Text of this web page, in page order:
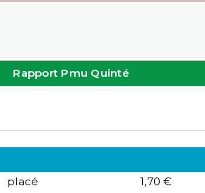
Rapport Pmu Quinté
placé
1,70 €